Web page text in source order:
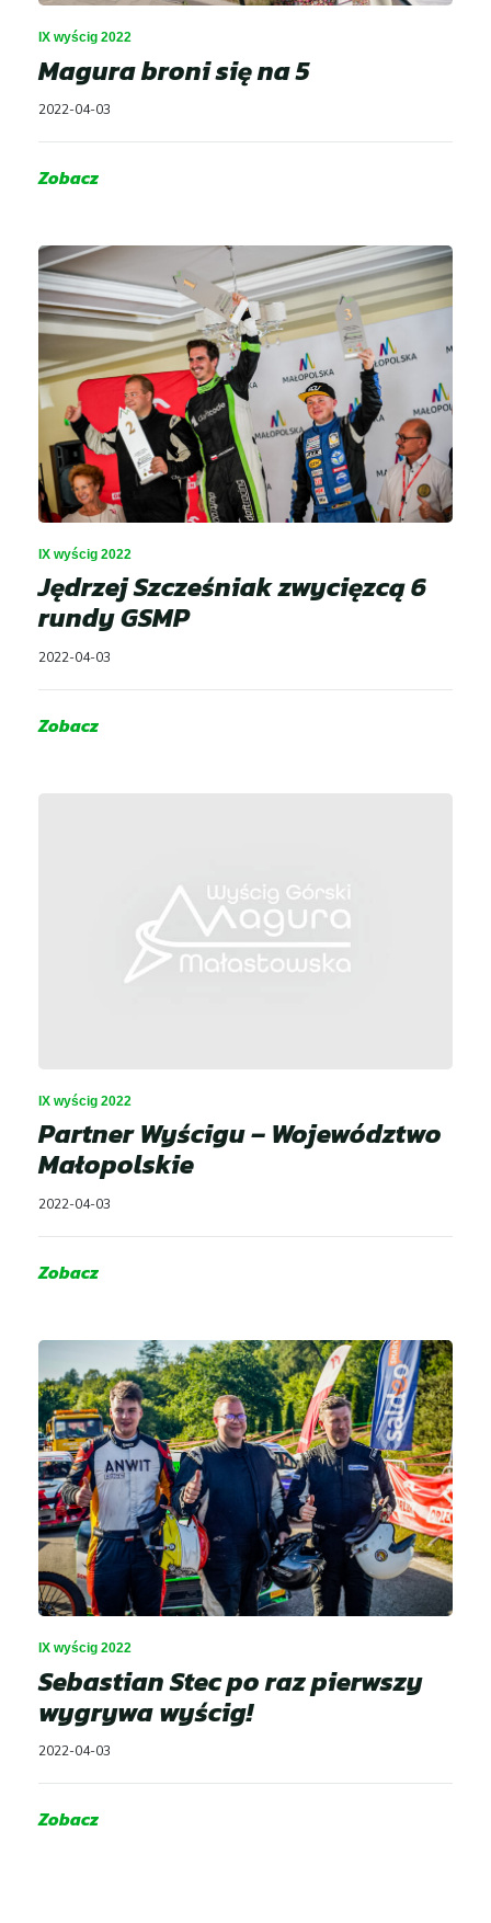
IX wyścig 2022
Magura broni się na 5
2022-04-03
Zobacz
IX wyścig 2022
Jędrzej Szcześniak zwycięzcą 6
rundy GSMP
2022-04-03
Zobacz
IX wyścig 2022
Partner Wyścigu – Województwo
Małopolskie
2022-04-03
Zobacz
IX wyścig 2022
Sebastian Stec po raz pierwszy
wygrywa wyścig!
2022-04-03
Zobacz